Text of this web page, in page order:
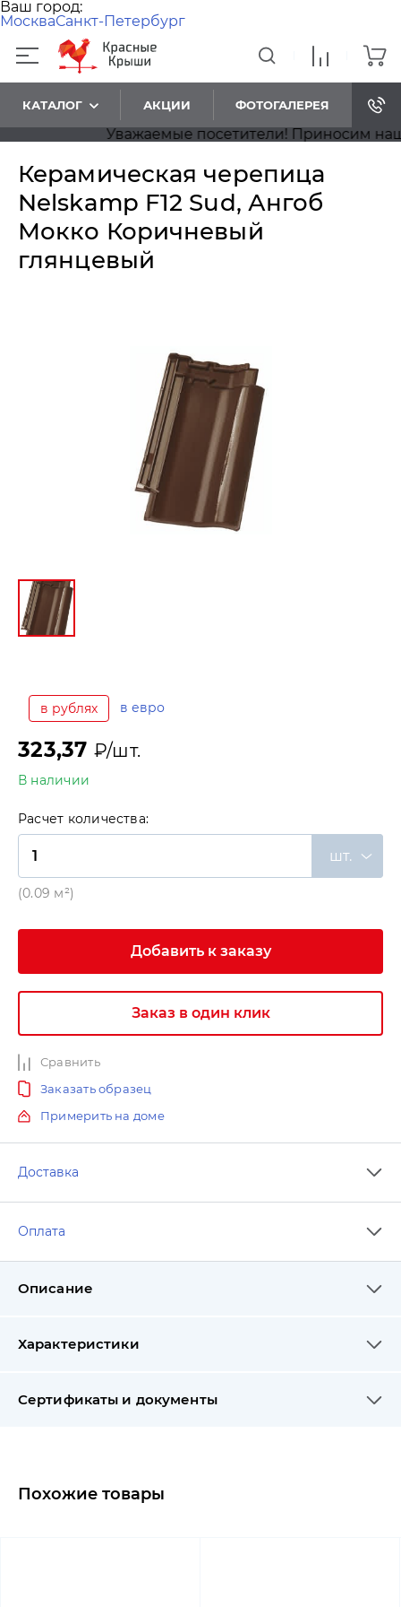
Ваш город:
МоскваСанкт-Петербург
КАТАЛОГ АКЦИИ ФОТОГАЛЕРЕЯ
Уважаемые посетители! Приносим наши
Керамическая черепица
Nelskamp F12 Sud, Ангоб
Мокко Коричневый
глянцевый
в рублях в евро
323,37 ₽/шт.
В наличии
Расчет количества:
шт.
(0.09 м²)
Добавить к заказу
Заказ в один клик
Сравнить
Заказать образец
Примерить на доме
Доставка
Оплата
Описание
Характеристики
Сертификаты и документы
Похожие товары